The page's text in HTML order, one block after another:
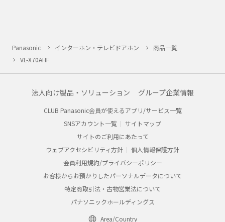
Panasonic インターホン・テレビドアホン
商品一覧
VL-X70AHF
法人向け製品・ソリューション グループ企業情報
CLUB Panasonic会員が使えるアプリ/サービス一覧
SNSアカウント一覧
サイトマップ
サイトのご利用にあたって
ウェブアクセシビリティ方針
個人情報保護方針
会員利用規約/プライバシーポリシー
お客様からお預かりしたパーソナルデータについて
特定商取引法・古物営業法について
パナソニックホールディングス
Area/Country